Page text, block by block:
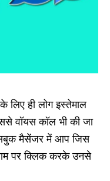
ही लोग इस्तेमाल
वॉयस कॉल भी की जा
मैसेंजर में आप जिस
पर क्लिक करके उनसे